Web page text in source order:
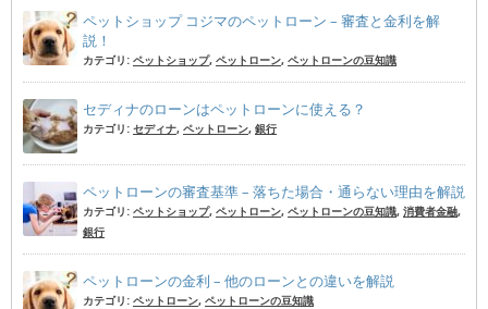
ペットショップ コジマのペットローン – 審査と金利を解
説！
カテゴリ: ペットショップ, ペットローン, ペットローンの豆知識
セディナのローンはペットローンに使える？
カテゴリ: セディナ, ペットローン, 銀行
ペットローンの審査基準 – 落ちた場合・通らない理由を解説
カテゴリ: ペットショップ, ペットローン, ペットローンの豆知識, 消費者金融,
銀行
ペットローンの金利 – 他のローンとの違いを解説
カテゴリ: ペットローン, ペットローンの豆知識